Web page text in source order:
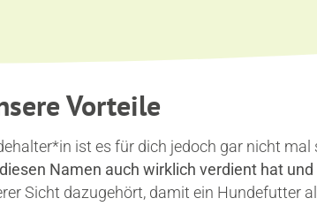
Vorteile
ist es für dich jedoch gar nicht mal
Namen auch wirklich verdient hat und
Sicht dazugehört, damit ein Hundefutter